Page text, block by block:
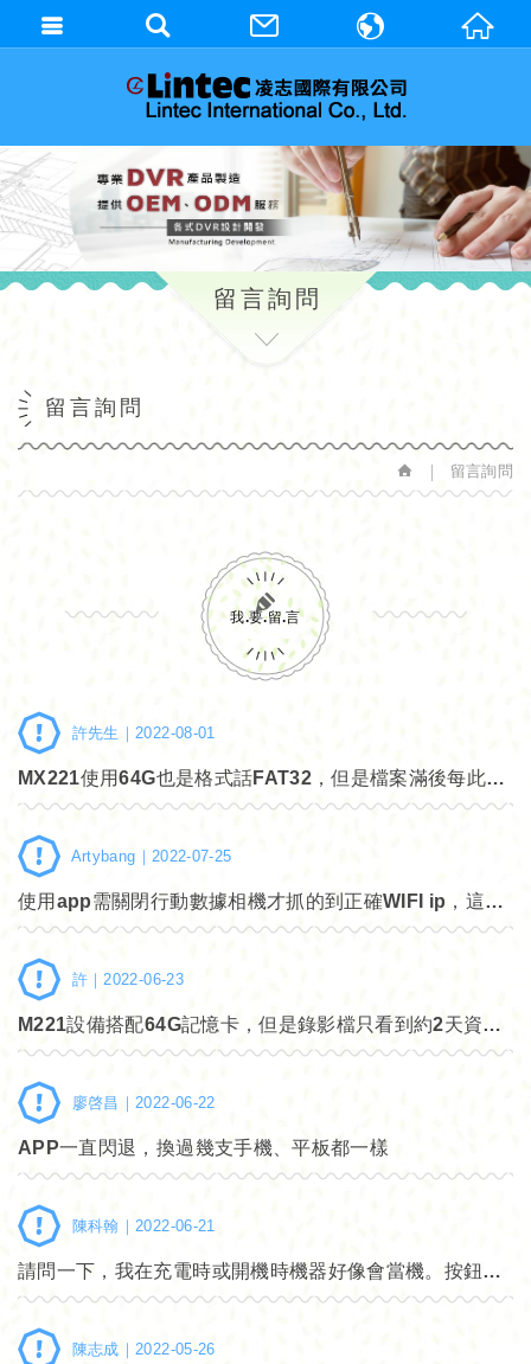
留言詢問
留言詢問
留言詢問
我.要.留.言
許先生｜2022-08-01
MX221使用64G也是格式話FAT32，但是檔案滿後每此開機3分鐘後就關機，有試著將其格式化還是一樣，是否為硬體故障了，另外產品介紹說可以支援128G，請問如何將其格式化，謝謝
Artybang｜ 2022-07-25
使用app需關閉行動數據相機才抓的到正確WIFI ip，這看能不能修正一下，不然會有點不方便。
許｜2022-06-23
M221設備搭配64G記憶卡，但是錄影檔只看到約2天資料也只達2G多，但是沒有看到更多天，請問是設定問題嗎?
廖啓昌｜2022-06-22
APP一直閃退，換過幾支手機、平板都一樣
陳科翰｜2022-06-21
請問一下，我在充電時或開機時機器好像會當機。按鈕處的電源指示燈會卡在半亮未亮的狀態，此時無法操作（長壓電源鍵無反應，充電指示燈也不會亮）。數小時後，半亮不亮的燈會熄滅，但重開機或重新接上電源又會卡在這個狀態。
陳志成｜2022-05-26
English